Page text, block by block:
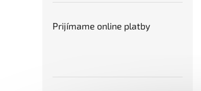
Prijímame online platby